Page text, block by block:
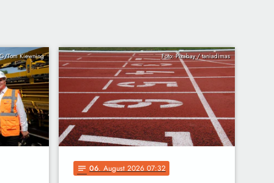
Tom Kiewning Foto: Pixabay / taniadimas
notes 06. August 2026 07:32